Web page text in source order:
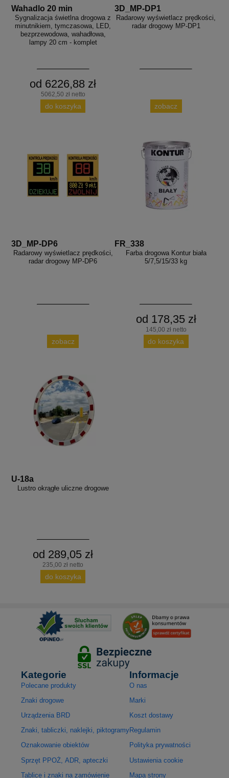
Wahadlo 20 min
Sygnalizacja świetlna drogowa z
minutnikiem, tymczasowa, LED,
bezprzewodowa, wahadłowa,
lampy 20 cm - komplet
od 6226,88 zł
5062,50 zł netto
do koszyka
3D_MP-DP1
Radarowy wyświetlacz prędkości,
radar drogowy MP-DP1
zobacz
3D_MP-DP6
Radarowy wyświetlacz prędkości,
radar drogowy MP-DP6
zobacz
FR_338
Farba drogowa Kontur biała
5/7,5/15/33 kg
od 178,35 zł
145,00 zł netto
do koszyka
U-18a
Lustro okrągłe uliczne drogowe
od 289,05 zł
235,00 zł netto
do koszyka
Kategorie
Polecane produkty
Znaki drogowe
Urządzenia BRD
Znaki, tabliczki, naklejki, piktogramy
Oznakowanie obiektów
Sprzęt PPOŻ, ADR, apteczki
Tablice i znaki na zamówienie
Informacje
O nas
Marki
Koszt dostawy
Regulamin
Polityka prywatności
Ustawienia cookie
Mapa strony